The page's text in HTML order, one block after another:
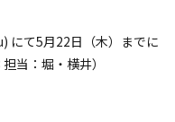
て5月22日（木）までに
当：堀・横井）